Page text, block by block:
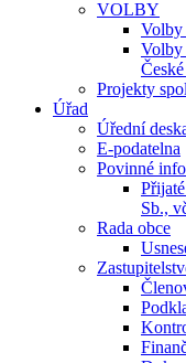
VOLBY
Volby
Volby
Projekty
Úřad
Úřední
E-podatelna
Povinné
Sb.,
Rada obce